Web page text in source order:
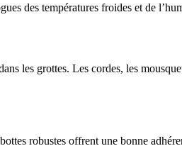
des températures froides et de
les grottes. Les cordes, les
robustes offrent une bonne